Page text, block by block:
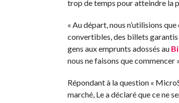
trop de temps pour atteindre la
« Au départ, nous n’utilisions
convertibles, des billets
gens aux emprunts adossés au
nous ne faisons que commencer
Répondant à la question «
marché, Le a déclaré que ce ne